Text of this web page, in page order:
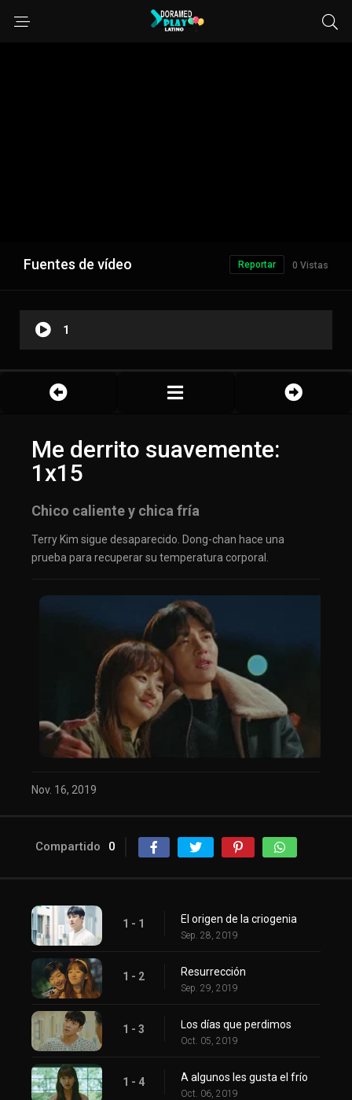
Fuentes de vídeo 0 Vistas
Reportar
1
Me derrito suavemente:
1x15
Chico caliente y chica fría
Terry Kim sigue desaparecido. Dong-chan hace una
prueba para recuperar su temperatura corporal.
Nov. 16, 2019
Compartido 0
1 - 1 El origen de la criogenia
Sep. 28, 2019
1 - 2 Resurrección
Sep. 29, 2019
1 - 3 Los días que perdimos
Oct. 05, 2019
1 - 4 A algunos les gusta el frío
Oct. 06, 2019